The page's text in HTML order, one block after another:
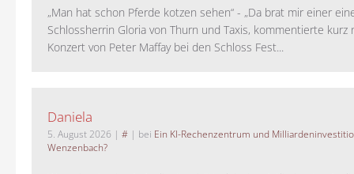
„Man hat schon Pferde kotzen sehen“ - „Da brat mir einer
Schlossherrin Gloria von Thurn und Taxis, kommentierte kurz
Konzert von Peter Maffay bei den Schloss Fest...
Daniela
5. August 2026 | # | bei Ein KI-Rechenzentrum und
Wenzenbach?